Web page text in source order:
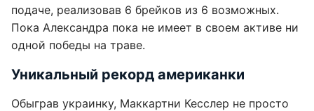
подаче, реализовав 6 брейков из 6 возможных.
Пока Александра пока не имеет в своем активе ни
одной победы на траве.
Уникальный рекорд американки
Обыграв украинку, Маккартни Кесслер не просто